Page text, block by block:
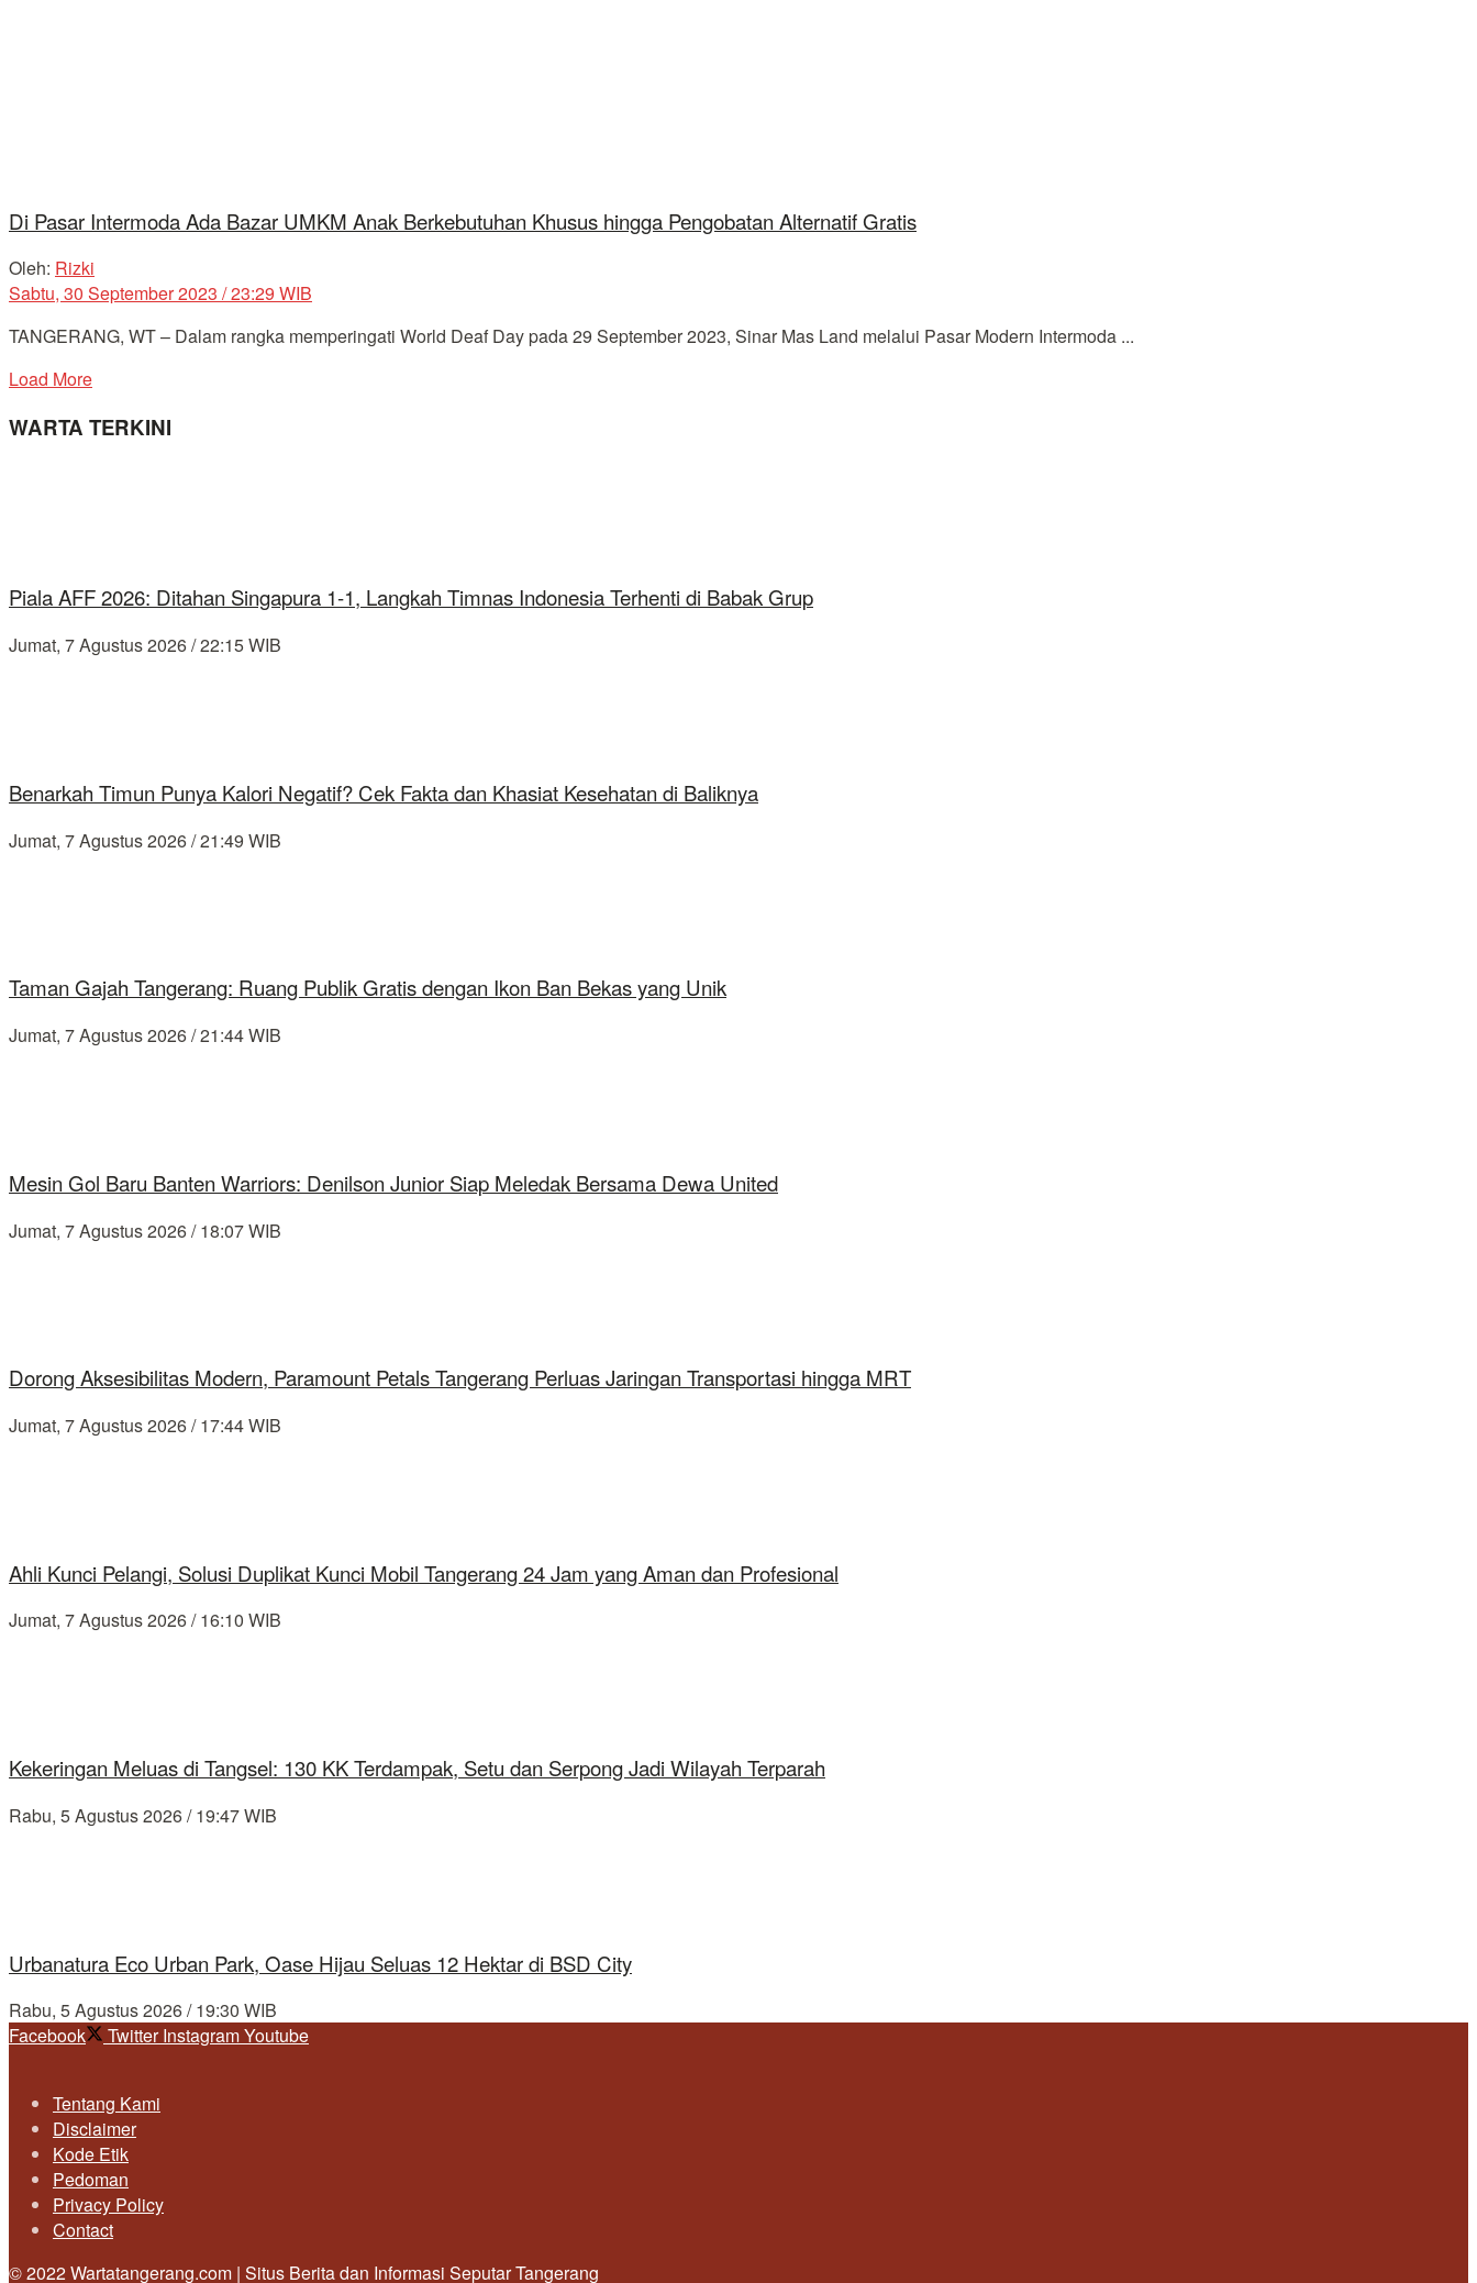
Di Pasar Intermoda Ada Bazar UMKM Anak Berkebutuhan Khusus hingga Pengobatan Alternatif Gratis
Oleh: Rizki
Sabtu, 30 September 2023 / 23:29 WIB
TANGERANG, WT – Dalam rangka memperingati World Deaf Day pada 29 September 2023, Sinar Mas Land melalui Pasar Modern Intermoda ...
Load More
WARTA TERKINI
Piala AFF 2026: Ditahan Singapura 1-1, Langkah Timnas Indonesia Terhenti di Babak Grup
Jumat, 7 Agustus 2026 / 22:15 WIB
Benarkah Timun Punya Kalori Negatif? Cek Fakta dan Khasiat Kesehatan di Baliknya
Jumat, 7 Agustus 2026 / 21:49 WIB
Taman Gajah Tangerang: Ruang Publik Gratis dengan Ikon Ban Bekas yang Unik
Jumat, 7 Agustus 2026 / 21:44 WIB
Mesin Gol Baru Banten Warriors: Denilson Junior Siap Meledak Bersama Dewa United
Jumat, 7 Agustus 2026 / 18:07 WIB
Dorong Aksesibilitas Modern, Paramount Petals Tangerang Perluas Jaringan Transportasi hingga MRT
Jumat, 7 Agustus 2026 / 17:44 WIB
Ahli Kunci Pelangi, Solusi Duplikat Kunci Mobil Tangerang 24 Jam yang Aman dan Profesional
Jumat, 7 Agustus 2026 / 16:10 WIB
Kekeringan Meluas di Tangsel: 130 KK Terdampak, Setu dan Serpong Jadi Wilayah Terparah
Rabu, 5 Agustus 2026 / 19:47 WIB
Urbanatura Eco Urban Park, Oase Hijau Seluas 12 Hektar di BSD City
Rabu, 5 Agustus 2026 / 19:30 WIB
Facebook
Twitter InstagramYoutube
Tentang Kami
Disclaimer
Kode Etik
Pedoman
Privacy Policy
Contact
© 2022 Wartatangerang.com | Situs Berita dan Informasi Seputar Tangerang